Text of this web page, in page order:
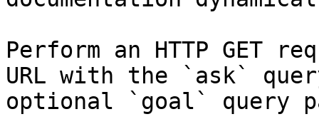
Perform an HTTP GET
URL with the `ask`
optional `goal` query